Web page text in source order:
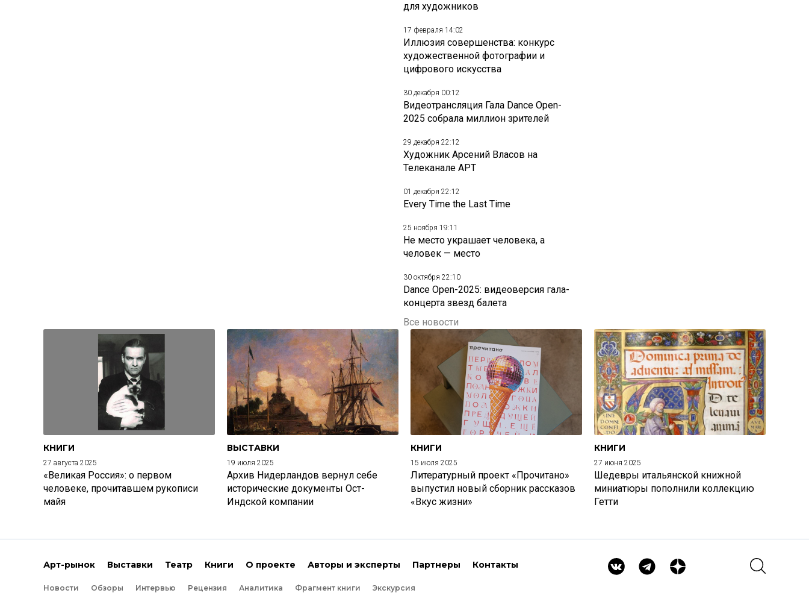
для художников
17 февраля 14:02
Иллюзия совершенства: конкурс
художественной фотографии и
цифрового искусства
30 декабря 00:12
Видеотрансляция Гала Dance Open-
2025 собрала миллион зрителей
29 декабря 22:12
Художник Арсений Власов на
Телеканале АРТ
01 декабря 22:12
Every Time the Last Time
25 ноября 19:11
Не место украшает человека, а
человек — место
30 октября 22:10
Dance Open-2025: видеоверсия гала-
концерта звезд балета
Все новости
КНИГИ
27 августа 2025
«Великая Россия»: о первом
человеке, прочитавшем рукописи
майя
ВЫСТАВКИ
19 июля 2025
Архив Нидерландов вернул себе
исторические документы Ост-
Индской компании
КНИГИ
15 июля 2025
Литературный проект «Прочитано»
выпустил новый сборник рассказов
«Вкус жизни»
КНИГИ
27 июня 2025
Шедевры итальянской книжной
миниатюры пополнили коллекцию
Гетти
Арт-рынок Выставки Театр Книги О проекте Авторы и эксперты Партнеры Контакты
Новости Обзоры Интервью Рецензия Аналитика Фрагмент книги Экскурсия